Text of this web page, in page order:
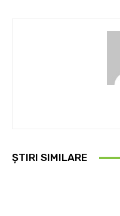
ȘTIRI SIMILARE